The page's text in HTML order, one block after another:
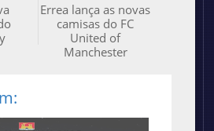
Errea lança as novas
camisas do FC
United of
Manchester